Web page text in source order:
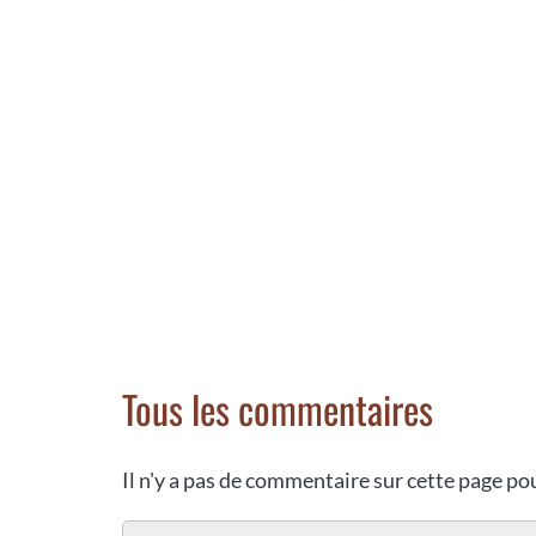
Tous les commentaires
Il n'y a pas de commentaire sur cette page